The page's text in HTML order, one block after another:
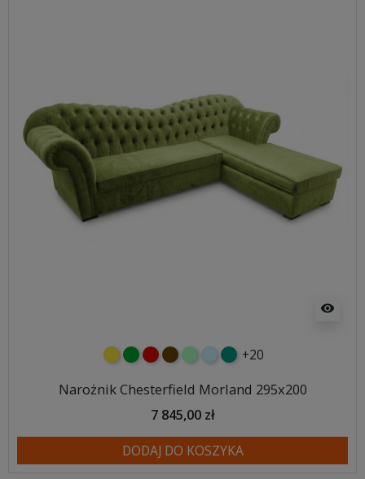
visibility
żółtyzielonyczerwony
czekoladowy
miętowybłękitny
turkusowy
+20
Narożnik Chesterfield Morland 295x200
7 845,00 zł
DODAJ DO KOSZYKA